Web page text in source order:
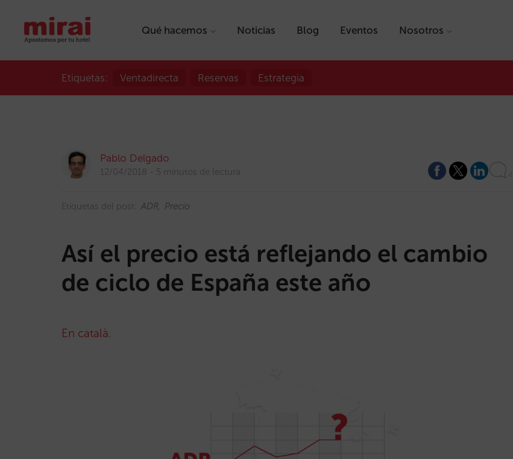
Qué hacemos Noticias Blog Eventos Nosotros
Etiquetas: Ventadirecta Reservas Estrategia
Pablo Delgado
12/04/2018 5 minutos de lectura
Etiquetas del post: ADR Precio
Así el precio está reflejando el cambio
de ciclo de España este año
En català.